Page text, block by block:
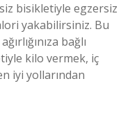
bisikletiyle egzersiz
yakabilirsiniz. Bu
bağlı
kilo vermek, iç
iyi yollarından